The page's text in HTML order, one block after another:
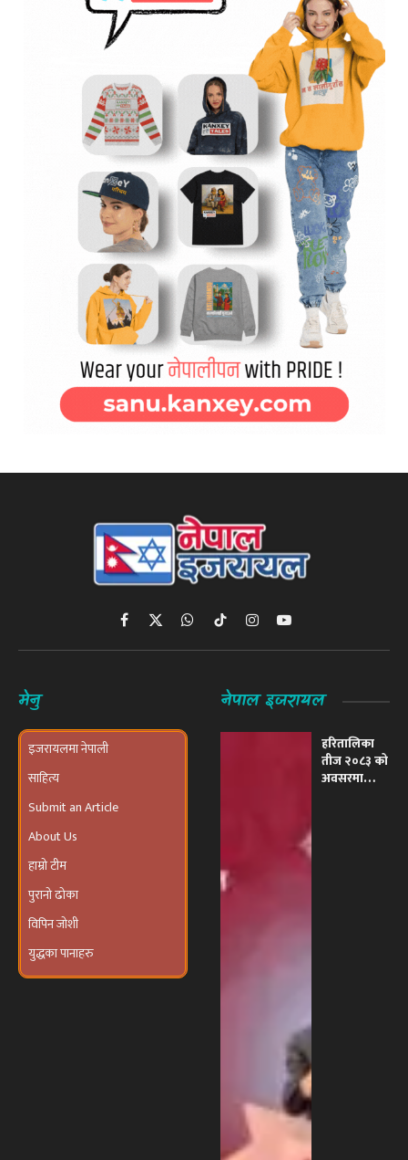
Facebook
X
(Twitter)
WhatsAppTikTokInstagramYouTube
मेनु
इजरायलमा नेपाली
साहित्य
Submit an Article
About Us
हाम्रो टीम
पुरानो ढोका
विपिन जोशी
युद्धका पानाहरु
नेपाल इजरायल
हरितालिका
तीज २०८३ को
अवसरमा